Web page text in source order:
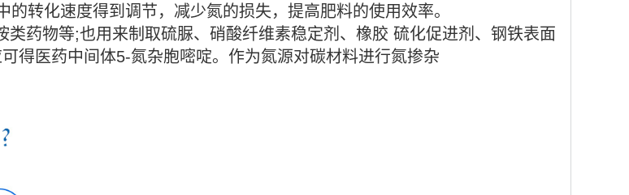
转化速度得到调节，减少氮的损失，提高肥料的使用效率。
类药物等;也用来制取硫脲、硝酸纤维素稳定剂、橡胶 硫化促进剂、钢铁表面
得医药中间体5-氮杂胞嘧啶。作为氮源对碳材料进行氮掺杂